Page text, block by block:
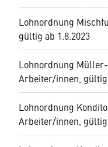
Lohnordnung
gültig ab 1.8.2023
Lohnordnung
Arbeiter/innen, gültig
Lohnordnung
Arbeiter/innen, gültig